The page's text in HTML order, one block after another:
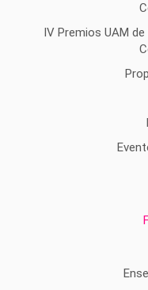
IV Premios UAM